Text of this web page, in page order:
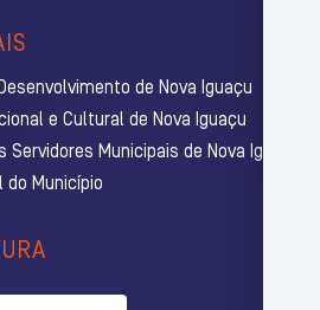
de Nova Iguaçu
e Cultural de Nova Iguaçu
Servidores Municipais de Nova Iguaçu
do Município